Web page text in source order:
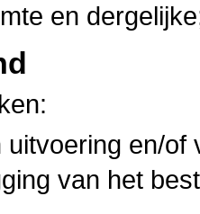
en
uitvoering en/of
van het